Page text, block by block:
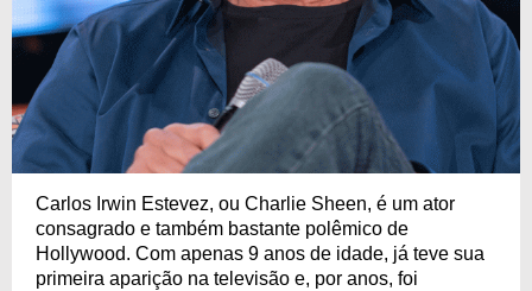
Carlos Irwin Estevez, ou Charlie Sheen, é um ator
consagrado e também bastante polêmico de
Hollywood. Com apenas 9 anos de idade, já teve sua
primeira aparição na televisão e, por anos, foi